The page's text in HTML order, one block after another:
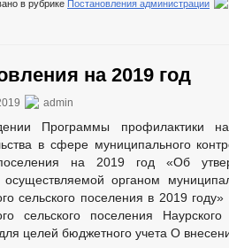
в рубрике Постановления администрации
на 2019 год
admin
Программы профилактики
в сфере муниципального
на 2019 год «Об
органом
сельского поселения в 2019
сельского поселения
целей бюджетного учета О